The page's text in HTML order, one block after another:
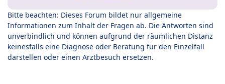
Bitte beachten: Dieses Forum bildet nur allgemeine
Informationen zum Inhalt der Fragen ab. Die Antworten sind
unverbindlich und können aufgrund der räumlichen Distanz
keinesfalls eine Diagnose oder Beratung für den Einzelfall
darstellen oder einen Arztbesuch ersetzen.